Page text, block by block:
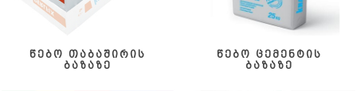
წებო თაბაშირის
ბაზაზე
წებო ცემენტის
ბაზაზე